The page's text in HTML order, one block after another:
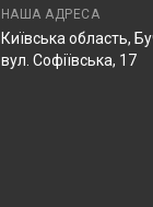
НАША АДРЕСА
Київська область,
вул. Софіївська, 17